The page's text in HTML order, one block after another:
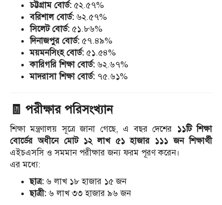
চট্টগ্রাম বোর্ড: ৫২.৫৭%
বরিশাল বোর্ড: ৬২.৫৭%
সিলেট বোর্ড: ৫১.৮৬%
দিনাজপুর বোর্ড: ৫৭.৪৯%
ময়মনসিংহ বোর্ড: ৫১.৫৪%
কারিগরি শিক্ষা বোর্ড: ৬২.৬৭%
মাদরাসা শিক্ষা বোর্ড: ৭৫.৬১%
🧾 পরীক্ষার পরিসংখ্যান
শিক্ষা মন্ত্রণালয় সূত্রে জানা গেছে, এ বছর দেশের ১১টি শিক্ষা
বোর্ডের অধীনে মোট ১২ লাখ ৫১ হাজার ১১১ জন শিক্ষার্থী
এইচএসসি ও সমমান পরীক্ষার জন্য ফরম পূরণ করেন।
এর মধ্যে:
ছাত্র: ৬ লাখ ১৮ হাজার ১৫ জন
ছাত্রী: ৬ লাখ ৩৩ হাজার ৯৬ জন